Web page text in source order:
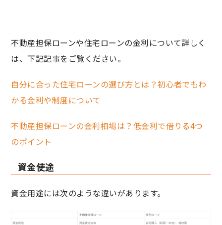
不動産担保ローンや住宅ローンの金利について詳しく
は、下記記事をご覧ください。
自分に合った住宅ローンの選び方とは？初心者でもわ
かる金利や制度について
不動産担保ローンの金利相場は？低金利で借りる4つ
のポイント
資金使途
資金用途には次のような違いがあります。